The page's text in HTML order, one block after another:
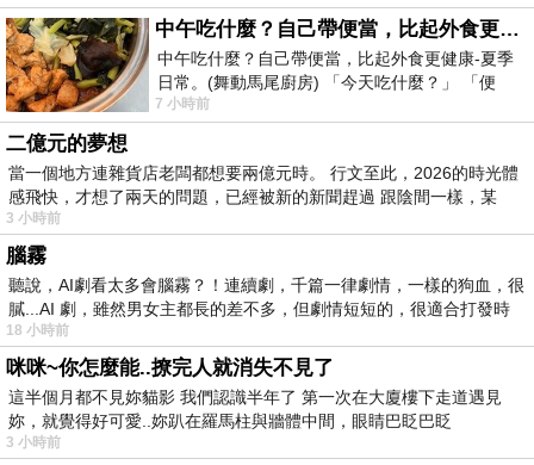
中午吃什麼？自己帶便當，比起外食更健康-夏季日常。(舞動馬尾廚房)
中午吃什麼？自己帶便當，比起外食更健康-夏季
日常。(舞動馬尾廚房) 「今天吃什麼？」 「便
當？麵？還是炒飯？」 每天都在選擇
7 小時前
二億元的夢想
當一個地方連雜貨店老闆都想要兩億元時。 行文至此，2026的時光體
感飛快，才想了兩天的問題，已經被新的新聞趕過 跟陰間一樣，某
3 小時前
腦霧
聽說，AI劇看太多會腦霧？！連續劇，千篇一律劇情，一樣的狗血，很
膩...AI 劇，雖然男女主都長的差不多，但劇情短短的，很適合打發時
18 小時前
咪咪~你怎麼能..撩完人就消失不見了
這半個月都不見妳貓影 我們認識半年了 第一次在大廈樓下走道遇見
妳，就覺得好可愛..妳趴在羅馬柱與牆體中間，眼睛巴眨巴眨
3 小時前